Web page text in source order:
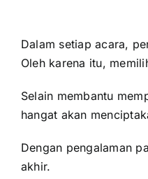
Dalam setiap acara,
Oleh karena itu,
Selain membantu
hangat akan
Dengan pengalaman
akhir.